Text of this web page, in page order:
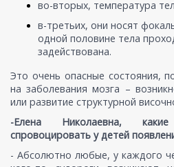
во-вторых, температура
в-третьих, они носят
одной половине тела
задействована.
Это очень опасные состояния,
на заболевания мозга –
или развитие структурной
-Елена Николаевна,
спровоцировать у детей
- Абсолютно любые, у каждого